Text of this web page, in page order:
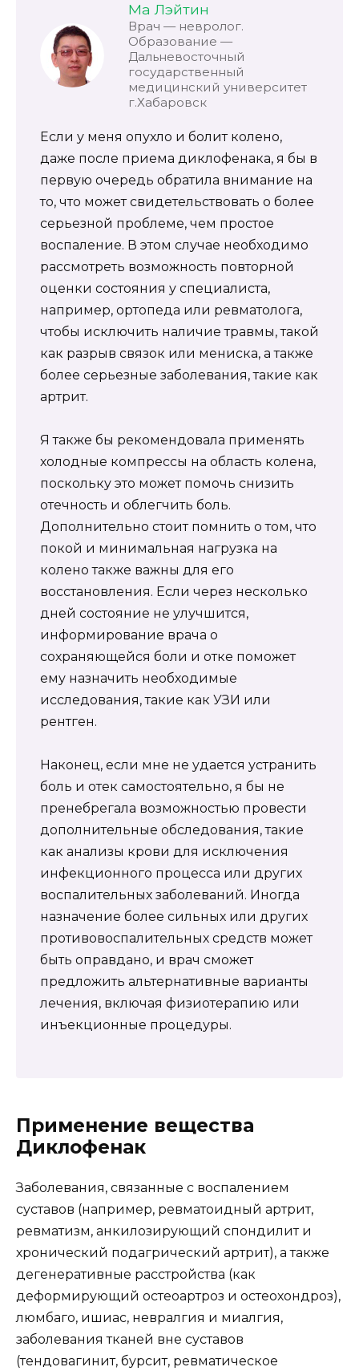
Ма Лэйтин
Врач — невролог.
Образование —
Дальневосточный
государственный
медицинский университет
г.Хабаровск
Если у меня опухло и болит колено,
даже после приема диклофенака, я бы в
первую очередь обратила внимание на
то, что может свидетельствовать о более
серьезной проблеме, чем простое
воспаление. В этом случае необходимо
рассмотреть возможность повторной
оценки состояния у специалиста,
например, ортопеда или ревматолога,
чтобы исключить наличие травмы, такой
как разрыв связок или мениска, а также
более серьезные заболевания, такие как
артрит.
Я также бы рекомендовала применять
холодные компрессы на область колена,
поскольку это может помочь снизить
отечность и облегчить боль.
Дополнительно стоит помнить о том, что
покой и минимальная нагрузка на
колено также важны для его
восстановления. Если через несколько
дней состояние не улучшится,
информирование врача о
сохраняющейся боли и отке поможет
ему назначить необходимые
исследования, такие как УЗИ или
рентген.
Наконец, если мне не удается устранить
боль и отек самостоятельно, я бы не
пренебрегала возможностью провести
дополнительные обследования, такие
как анализы крови для исключения
инфекционного процесса или других
воспалительных заболеваний. Иногда
назначение более сильных или других
противовоспалительных средств может
быть оправдано, и врач сможет
предложить альтернативные варианты
лечения, включая физиотерапию или
инъекционные процедуры.
Применение вещества
Диклофенак
Заболевания, связанные с воспалением
суставов (например, ревматоидный артрит,
ревматизм, анкилозирующий спондилит и
хронический подагрический артрит), а также
дегенеративные расстройства (как
деформирующий остеоартроз и остеохондроз),
люмбаго, ишиас, невралгия и миалгия,
заболевания тканей вне суставов
(тендовагинит, бурсит, ревматическое